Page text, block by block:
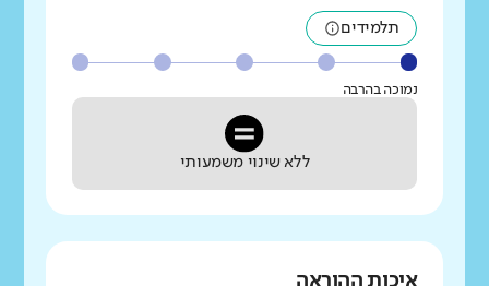
תלמידים
נמוכה בהרבה
ללא שינוי משמעותי
איכות ההוראה